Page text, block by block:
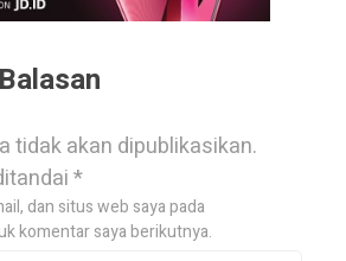
tidak akan dipublikasikan.
*
dan situs web saya pada
komentar saya berikutnya.